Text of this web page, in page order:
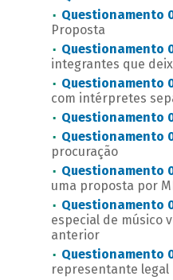
Questionamento
Proposta
Questionamento
integrantes que
Questionamento
com intérpretes
Questionamento
Questionamento
procuração
Questionamento
uma proposta por
Questionamento
especial de músico
anterior
Questionamento
representante legal